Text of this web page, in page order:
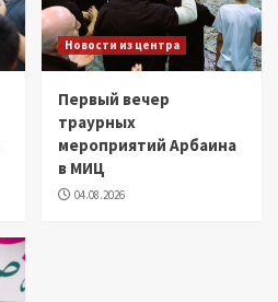
Новости из центра
Первый вечер
траурных
мероприятий Арбаина
в МИЦ
04.08.2026